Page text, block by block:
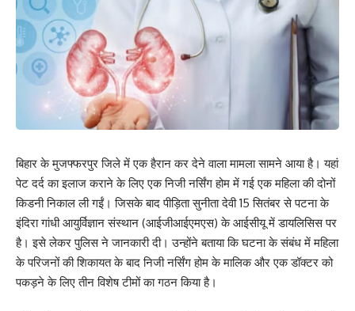
बिहार के मुजफ्फरपुर जिले में एक हैरान कर देने वाला मामला सामने आया है। यहां
पेट दर्द का इलाज कराने के लिए एक निजी नर्सिंग होम में गई एक महिला की दोनों
किडनी निकाल ली गईं। जिसके बाद पीड़िता सुनीता देवी 15 सितंबर से पटना के
इंदिरा गांधी आयुर्विज्ञान संस्थान (आईजीआईएमएस) के आईसीयू में डायलिसिस पर
है। इसे लेकर पुलिस ने जानकारी दी। उन्होंने बताया कि घटना के संबंध में महिला
के परिजनों की शिकायत के बाद निजी नर्सिंग होम के मालिक और एक डॉक्टर को
पकड़ने के लिए तीन विशेष टीमों का गठन किया है।